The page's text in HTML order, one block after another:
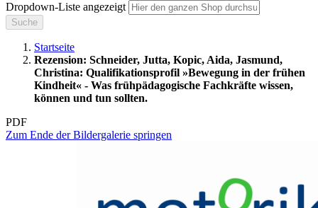
Dropdown-Liste angezeigt
Suche
Startseite
Rezension: Schneider, Jutta, Kopic, Aida, Jasmund,
Christina: Qualifikationsprofil »Bewegung in der frühen
Kindheit« - Was frühpädagogische Fachkräfte wissen,
können und tun sollten.
PDF
Zum Ende der Bildergalerie springen